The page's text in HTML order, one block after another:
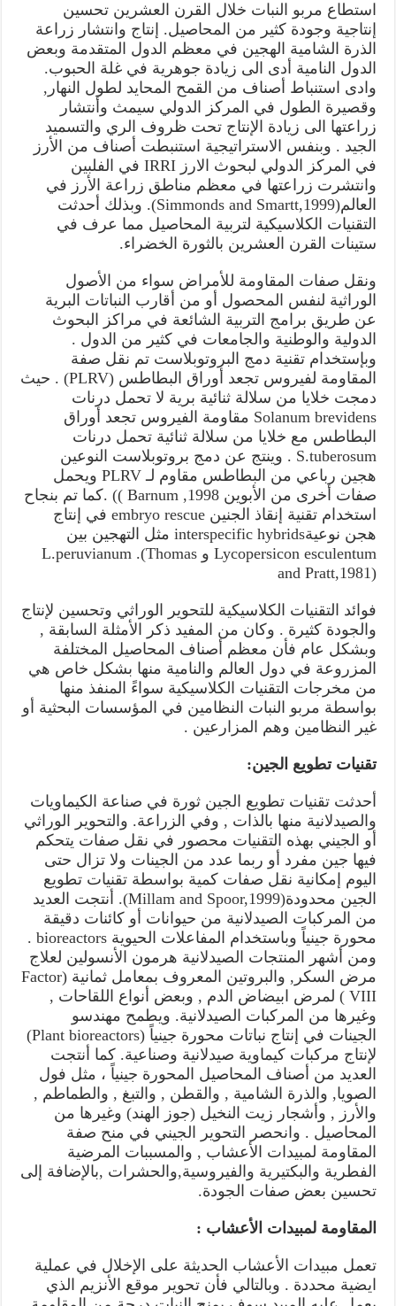
استطاع مربو النبات خلال القرن العشرين تحسين
إنتاجية وجودة كثير من المحاصيل. إنتاج وانتشار زراعة
الذرة الشامية الهجين في معظم الدول المتقدمة وبعض
الدول النامية أدى الى زيادة جوهرية في غلة الحبوب.
وادى استنباط أصناف من القمح المحايد لطول النهار,
وقصيرة الطول في المركز الدولي سيمث وأنتشار
زراعتها الى زيادة الإنتاج تحت ظروف الري والتسميد
الجيد . وبنفس الاستراتيجية استنبطت أصناف من الأرز
في المركز الدولي لبحوث الارز IRRI في الفلبين
وانتشرت زراعتها في معظم مناطق زراعة الأرز في
العالم(Simmonds and Smartt,1999). وبذلك أحدثت
التقنيات الكلاسيكية لتربية المحاصيل مما عرف في
ستينات القرن العشرين بالثورة الخضراء.
ونقل صفات المقاومة للأمراض سواء من الأصول
الوراثية لنفس المحصول أو من أقارب النباتات البرية
عن طريق برامج التربية الشائعة في مراكز البحوث
الدولية والوطنية والجامعات في كثير من الدول .
وبإستخدام تقنية دمج البروتوبلاست تم نقل صفة
المقاومة لفيروس تجعد أوراق البطاطس (PLRV) . حيث
دمجت خلايا من سلالة ثنائية برية لا تحمل درنات
Solanum brevidens مقاومة الفيروس تجعد أوراق
البطاطس مع خلايا من سلالة ثنائية تحمل درنات
S.tuberosum . وينتج عن دمج بروتوبلاست النوعين
هجين رباعي من البطاطس مقاوم لـ PLRV ويحمل
صفات أخرى من الأبوين Barnum ,1998 )) .كما تم بنجاح
استخدام تقنية إنقاذ الجنين embryo rescue في إنتاج
هجن نوعيةinterspecific hybrids مثل التهجين بين
Lycopersicon esculentum و L.peruvianum .(Thomas
and Pratt,1981)
فوائد التقنيات الكلاسيكية للتحوير الوراثي وتحسين لإنتاج
والجودة كثيرة . وكان من المفيد ذكر الأمثلة السابقة ,
وبشكل عام فأن معظم أصناف المحاصيل المختلفة
المزروعة في دول العالم والنامية منها بشكل خاص هي
من مخرجات التقنيات الكلاسيكية سواءً المنفذ منها
بواسطة مربو النبات النظامين في المؤسسات البحثية أو
غير النظامين وهم المزارعين .
تقنيات تطويع الجين:
أحدثت تقنيات تطويع الجين ثورة في صناعة الكيماويات
والصيدلانية منها بالذات , وفي الزراعة. والتحوير الوراثي
أو الجيني بهذه التقنيات محصور في نقل صفات يتحكم
فيها جين مفرد أو ربما عدد من الجينات ولا تزال حتى
اليوم إمكانية نقل صفات كمية بواسطة تقنيات تطويع
الجين محدودة(Millam and Spoor,1999). أنتجت العديد
من المركبات الصيدلانية من حيوانات أو كائنات دقيقة
محورة جينياً وباستخدام المفاعلات الحيوية bioreactors .
ومن أشهر المنتجات الصيدلانية هرمون الأنسولين لعلاج
مرض السكر, والبروتين المعروف بمعامل ثمانية (Factor
VIII ) لمرض ابيضاض الدم , وبعض أنواع اللقاحات ,
وغيرها من المركبات الصيدلانية. ويطمح مهندسو
الجينات في إنتاج نباتات محورة جينياً (Plant bioreactors)
لإنتاج مركبات كيماوية صيدلانية وصناعية. كما أنتجت
العديد من أصناف المحاصيل المحورة جينياً ، مثل فول
الصويا, والذرة الشامية , والقطن , والتبغ , والطماطم ,
والأرز , وأشجار زيت النخيل (جوز الهند) وغيرها من
المحاصيل . وانحصر التحوير الجيني في منح صفة
المقاومة لمبيدات الأعشاب , والمسببات المرضية
الفطرية والبكتيرية والفيروسية,والحشرات ,بالإضافة إلى
تحسين بعض صفات الجودة.
المقاومة لمبيدات الأعشاب :
تعمل مبيدات الأعشاب الحديثة على الإخلال في عملية
ايضية محددة . وبالتالي فأن تحوير موقع الأنزيم الذي